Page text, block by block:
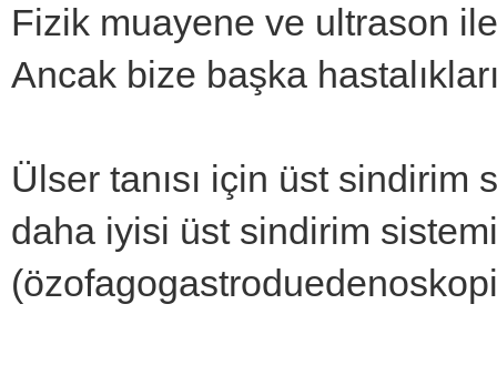
Fizik muayene ve ultrason
Ancak bize başka
Ülser tanısı için üst
daha iyisi üst sindirim